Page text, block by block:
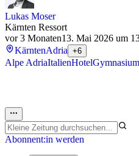
Lukas Moser
Kärnten Ressort
vor 3 Monaten13. Mai 2026 um
KärntenAdria +6
Alpe AdriaItalienHotelGymnasium
Abonnent:in werden